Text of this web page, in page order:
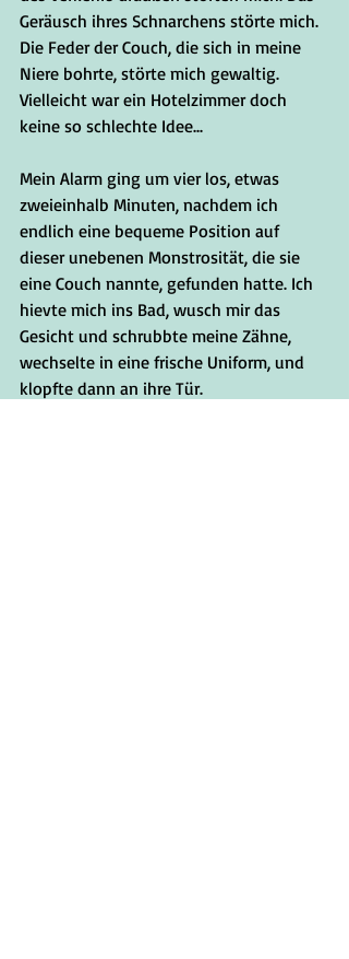
Geräusch ihres Schnarchens störte mich.
Die Feder der Couch, die sich in meine
Niere bohrte, störte mich gewaltig.
Vielleicht war ein Hotelzimmer doch
keine so schlechte Idee...
Mein Alarm ging um vier los, etwas
zweieinhalb Minuten, nachdem ich
endlich eine bequeme Position auf
dieser unebenen Monstrosität, die sie
eine Couch nannte, gefunden hatte. Ich
hievte mich ins Bad, wusch mir das
Gesicht und schrubbte meine Zähne,
wechselte in eine frische Uniform, und
klopfte dann an ihre Tür.